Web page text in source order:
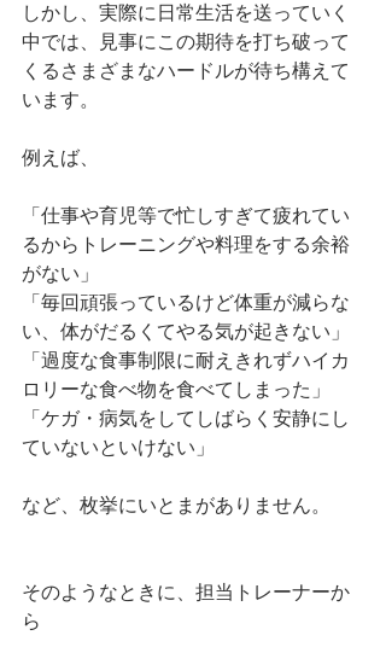
しかし、実際に日常生活を送っていく
中では、見事にこの期待を打ち破って
くるさまざまなハードルが待ち構えて
います。
例えば、
「仕事や育児等で忙しすぎて疲れてい
るからトレーニングや料理をする余裕
がない」
「毎回頑張っているけど体重が減らな
い、体がだるくてやる気が起きない」
「過度な食事制限に耐えきれずハイカ
ロリーな食べ物を食べてしまった」
「ケガ・病気をしてしばらく安静にし
ていないといけない」
など、枚挙にいとまがありません。
そのようなときに、担当トレーナーか
ら